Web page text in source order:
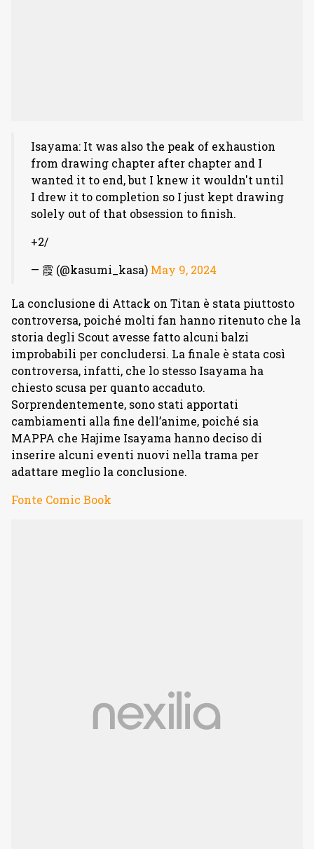
Isayama: It was also the peak of exhaustion
from drawing chapter after chapter and I
wanted it to end, but I knew it wouldn't until
I drew it to completion so I just kept drawing
solely out of that obsession to finish.
+2/
— 霞 (@kasumi_kasa) May 9, 2024
La conclusione di Attack on Titan è stata piuttosto
controversa, poiché molti fan hanno ritenuto che la
storia degli Scout avesse fatto alcuni balzi
improbabili per concludersi. La finale è stata così
controversa, infatti, che lo stesso Isayama ha
chiesto scusa per quanto accaduto.
Sorprendentemente, sono stati apportati
cambiamenti alla fine dell’anime, poiché sia
MAPPA che Hajime Isayama hanno deciso di
inserire alcuni eventi nuovi nella trama per
adattare meglio la conclusione.
Fonte Comic Book